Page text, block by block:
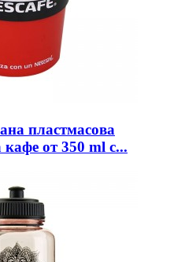
пластмасова
от 350 ml с...